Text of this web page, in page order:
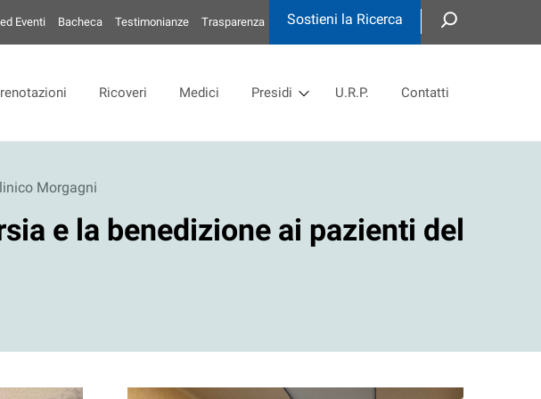
Eventi Bacheca Testimonianze Trasparenza Sostieni la Ricerca
Ricoveri Medici Presidi U.R.P. Contatti
Morgagni
e la benedizione ai pazienti del